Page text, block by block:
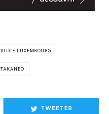
LUXEMBOURG
TAKANEO
TWEETER